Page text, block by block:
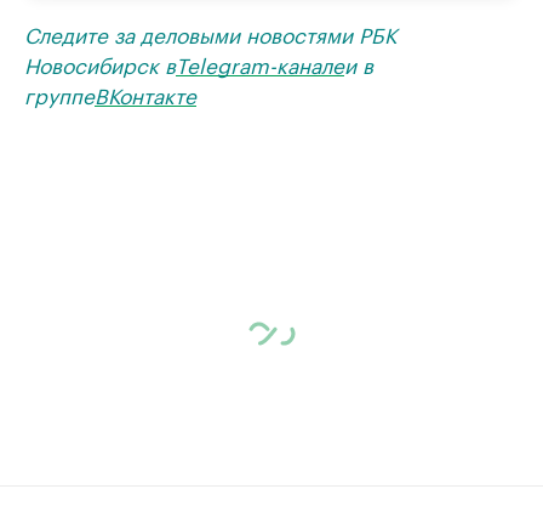
Следите за деловыми новостями РБК
Новосибирск вTelegram-каналеи в
группеВКонтакте